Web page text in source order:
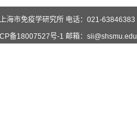
海市免疫学研究所 电话：021-
备18007527号-1 邮箱：